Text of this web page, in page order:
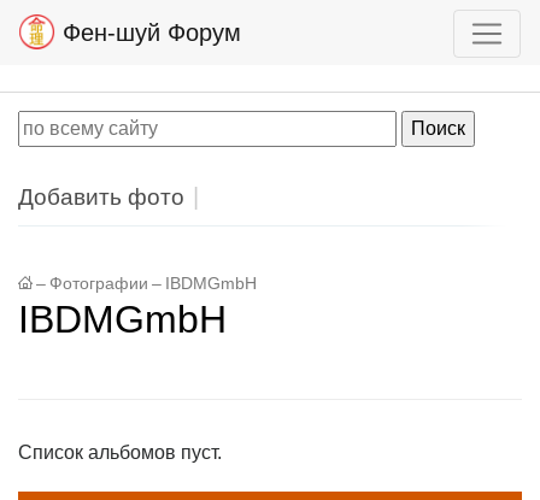
Фен-шуй Форум
Добавить фото
– Фотографии – IBDMGmbH
IBDMGmbH
Список альбомов пуст.